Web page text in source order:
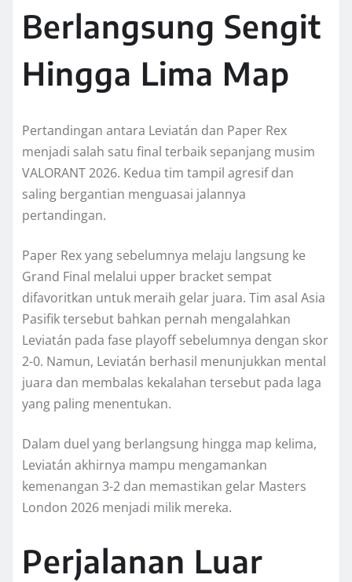
Berlangsung Sengit
Hingga Lima Map
Pertandingan antara Leviatán dan Paper Rex
menjadi salah satu final terbaik sepanjang musim
VALORANT 2026. Kedua tim tampil agresif dan
saling bergantian menguasai jalannya
pertandingan.
Paper Rex yang sebelumnya melaju langsung ke
Grand Final melalui upper bracket sempat
difavoritkan untuk meraih gelar juara. Tim asal Asia
Pasifik tersebut bahkan pernah mengalahkan
Leviatán pada fase playoff sebelumnya dengan skor
2-0. Namun, Leviatán berhasil menunjukkan mental
juara dan membalas kekalahan tersebut pada laga
yang paling menentukan.
Dalam duel yang berlangsung hingga map kelima,
Leviatán akhirnya mampu mengamankan
kemenangan 3-2 dan memastikan gelar Masters
London 2026 menjadi milik mereka.
Perjalanan Luar